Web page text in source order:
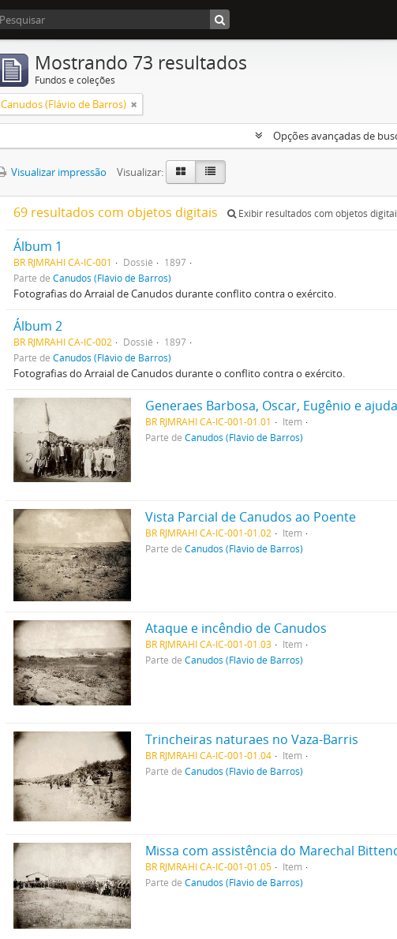
Mostrando 73 resultados
Fundos e coleções
Canudos (Flávio de Barros)
Opções avançadas de
Visualizar impressão Visualizar:
69 resultados com objetos digitais Exibir resultados com objetos
Álbum 1
BR RJMRAHI CA-IC-001 Dossiê
1897
Parte de Canudos (Flávio de Barros)
Fotografias do Arraial de Canudos durante conflito contra o exército.
Álbum 2
BR RJMRAHI CA-IC-002 Dossiê
1897
Parte de Canudos (Flávio de Barros)
Fotografias do Arraial de Canudos durante o conflito contra o exército.
Generaes Barbosa, Oscar, Eugênio e
BR RJMRAHI CA-IC-001-01.01
Item
Parte deCanudos (Flávio de Barros)
Vista Parcial de Canudos ao Poente
BR RJMRAHI CA-IC-001-01.02
Item
Parte deCanudos (Flávio de Barros)
Ataque e incêndio de Canudos
BR RJMRAHI CA-IC-001-01.03
Item
Parte deCanudos (Flávio de Barros)
Trincheiras naturaes no Vaza-Barris
BR RJMRAHI CA-IC-001-01.04
Item
Parte deCanudos (Flávio de Barros)
Missa com assistência do Marechal
BR RJMRAHI CA-IC-001-01.05
Item
Parte deCanudos (Flávio de Barros)